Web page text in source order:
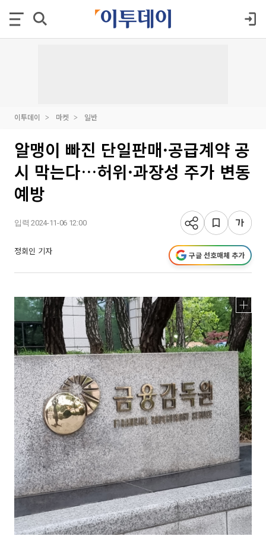
이투데이 마켓 일반
알맹이 빠진 단일판매·공급계약 공
시 막는다…허위·과장성 주가 변동
예방
입력 2024-11-06 12:00
정회인 기자 구글 선호매체 추가